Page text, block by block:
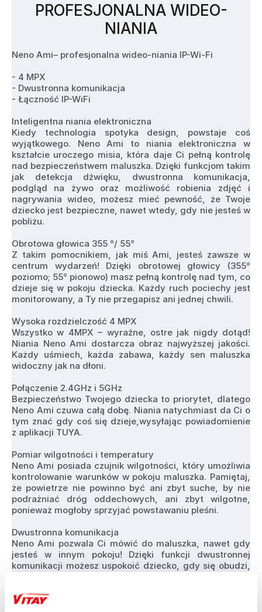
PROFESJONALNA WIDEO-
NIANIA
Neno Ami– profesjonalna wideo-niania IP-Wi-Fi
- 4 MPX
- Dwustronna komunikacja
- Łączność IP-WiFi
Inteligentna niania elektroniczna
Kiedy technologia spotyka design, powstaje coś
wyjątkowego. Neno Ami to niania elektroniczna w
kształcie uroczego misia, która daje Ci pełną kontrolę
nad bezpieczeństwem maluszka. Dzięki funkcjom takim
jak detekcja dźwięku, dwustronna komunikacja,
podgląd na żywo oraz możliwość robienia zdjęć i
nagrywania wideo, możesz mieć pewność, że Twoje
dziecko jest bezpieczne, nawet wtedy, gdy nie jesteś w
pobliżu.
Obrotowa głowica 355 °/ 55°
Z takim pomocnikiem, jak miś Ami, jesteś zawsze w
centrum wydarzeń! Dzięki obrotowej głowicy (355°
poziomo; 55° pionowo) masz pełną kontrolę nad tym, co
dzieje się w pokoju dziecka. Każdy ruch pociechy jest
monitorowany, a Ty nie przegapisz ani jednej chwili.
Wysoka rozdzielczość 4 MPX
Wszystko w 4MPX – wyraźne, ostre jak nigdy dotąd!
Niania Neno Ami dostarcza obraz najwyższej jakości.
Każdy uśmiech, każda zabawa, każdy sen maluszka
widoczny jak na dłoni.
Połączenie 2.4GHz i 5GHz
Bezpieczeństwo Twojego dziecka to priorytet, dlatego
Neno Ami czuwa całą dobę. Niania natychmiast da Ci o
tym znać gdy coś się dzieje,wysyłając powiadomienie
z aplikacji TUYA.
Pomiar wilgotności i temperatury
Neno Ami posiada czujnik wilgotności, który umożliwia
kontrolowanie warunków w pokoju maluszka. Pamiętaj,
że powietrze nie powinno być ani zbyt suche, by nie
podrażniać dróg oddechowych, ani zbyt wilgotne,
ponieważ mogłoby sprzyjać powstawaniu pleśni.
Dwustronna komunikacja
Neno Ami pozwala Ci mówić do maluszka, nawet gdy
jesteś w innym pokoju! Dzięki funkcji dwustronnej
komunikacji możesz uspokoić dziecko, gdy się obudzi,